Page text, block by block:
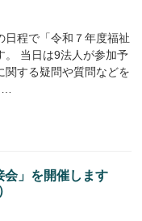
日程で「令和７年度福祉
。 当日は9法人が参加予
関する疑問や質問などを
会」を開催します